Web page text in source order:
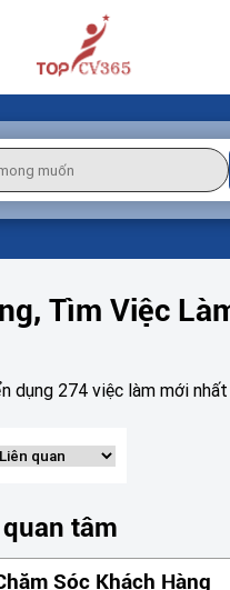
Tìm Việc
dụng 274 việc làm mới nhất
Sóc Khách Hàng
tâm